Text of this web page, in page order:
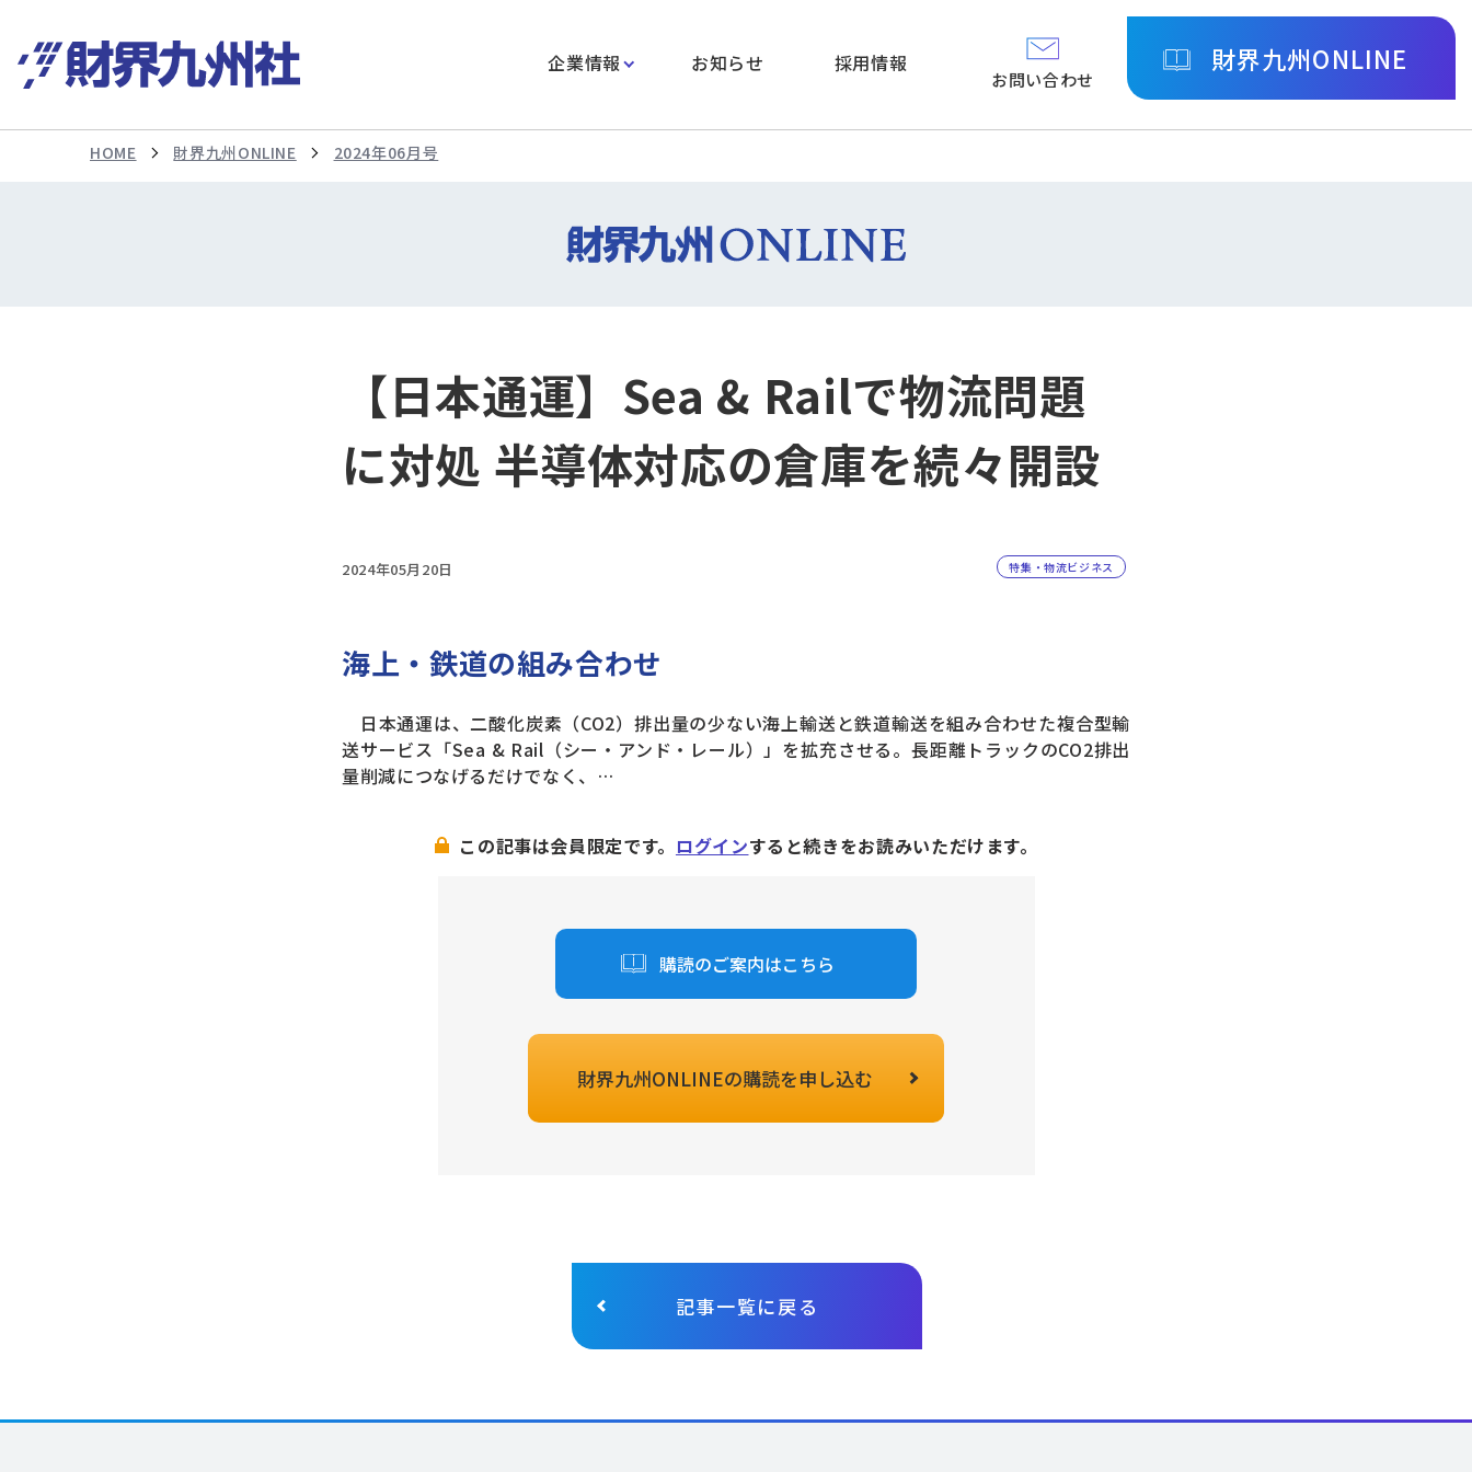
企業情報 お知らせ 採用情報
お問い合わせ
財界九州ONLINE
HOME 財界九州ONLINE 2024年06月号
【日本通運】Sea & Railで物流問題
に対処 半導体対応の倉庫を続々開設
2024年05月20日 特集・物流ビジネス
海上・鉄道の組み合わせ
日本通運は、二酸化炭素（CO2）排出量の少ない海上輸送と鉄道輸送を組み合わせた複合型輸
送サービス「Sea & Rail（シー・アンド・レール）」を拡充させる。長距離トラックのCO2排出
量削減につなげるだけでなく、…
この記事は会員限定です。 ログインすると続きをお読みいただけます。
購読のご案内はこちら
財界九州ONLINEの購読を申し込む
記事一覧に戻る